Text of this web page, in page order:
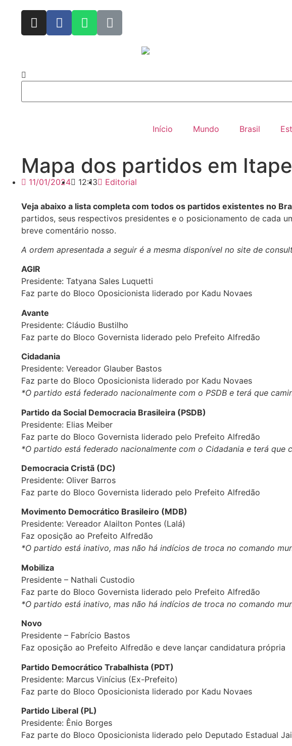
Início Mundo Brasil
Mapa dos partidos em
11/01/2024 12:13 Editorial
Veja abaixo a lista completa com todos os partidos existentes no
partidos, seus respectivos presidentes e o posicionamento de cada
breve comentário nosso.
A ordem apresentada a seguir é a mesma disponível no site de
AGIR
Presidente: Tatyana Sales Luquetti
Faz parte do Bloco Oposicionista liderado por Kadu Novaes
Avante
Presidente: Cláudio Bustilho
Faz parte do Bloco Governista liderado pelo Prefeito Alfredão
Cidadania
Presidente: Vereador Glauber Bastos
Faz parte do Bloco Oposicionista liderado por Kadu Novaes
*O partido está federado nacionalmente com o PSDB e terá que
Partido da Social Democracia Brasileira (PSDB)
Presidente: Elias Meiber
Faz parte do Bloco Governista liderado pelo Prefeito Alfredão
*O partido está federado nacionalmente com o Cidadania e terá que
Democracia Cristã (DC)
Presidente: Oliver Barros
Faz parte do Bloco Governista liderado pelo Prefeito Alfredão
Movimento Democrático Brasileiro (MDB)
Presidente: Vereador Alailton Pontes (Lalá)
Faz oposição ao Prefeito Alfredão
*O partido está inativo, mas não há indícios de troca no comando
Mobiliza
Presidente – Nathali Custodio
Faz parte do Bloco Governista liderado pelo Prefeito Alfredão
*O partido está inativo, mas não há indícios de troca no comando
Novo
Presidente – Fabrício Bastos
Faz oposição ao Prefeito Alfredão e deve lançar candidatura própria
Partido Democrático Trabalhista (PDT)
Presidente: Marcus Vinícius (Ex-Prefeito)
Faz parte do Bloco Oposicionista liderado por Kadu Novaes
Partido Liberal (PL)
Presidente: Ênio Borges
Faz parte do Bloco Oposicionista liderado pelo Deputado Estadual